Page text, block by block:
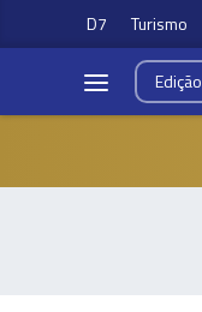
D7 Turismo
Edição